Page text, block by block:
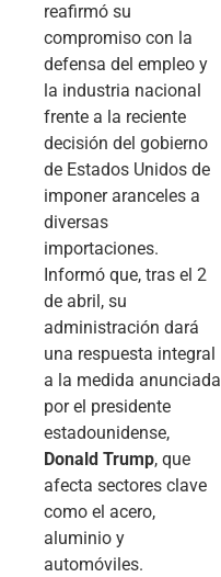
reafirmó su
compromiso con la
defensa del empleo y
la industria nacional
frente a la reciente
decisión del gobierno
de Estados Unidos de
imponer aranceles a
diversas
importaciones.
Informó que, tras el 2
de abril, su
administración dará
una respuesta integral
a la medida anunciada
por el presidente
estadounidense,
Donald Trump, que
afecta sectores clave
como el acero,
aluminio y
automóviles.